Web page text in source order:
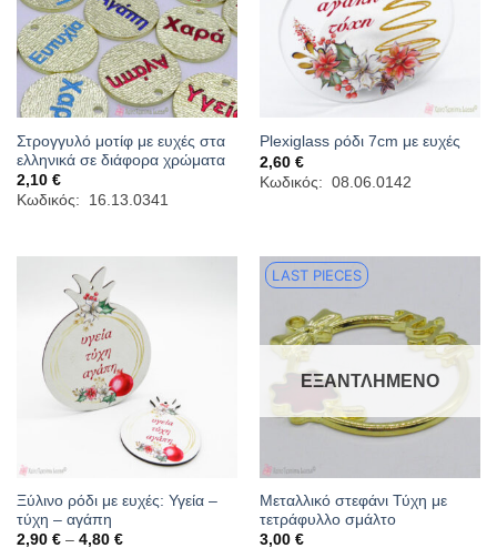
Στρογγυλό μοτίφ με ευχές στα
ελληνικά σε διάφορα χρώματα
2,10 €
Κωδικός: 16.13.0341
Plexiglass ρόδι 7cm με ευχές
2,60 €
Κωδικός: 08.06.0142
Ξύλινο ρόδι με ευχές: Υγεία –
τύχη – αγάπη
2,90 € – 4,80 €Price
LAST PIECES
ΕΞΑΝΤΛΗΜΈΝΟ
Μεταλλικό στεφάνι Τύχη με
τετράφυλλο σμάλτο
3,00 €